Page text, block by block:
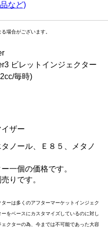
など)
場合がございます。
ビレットインジェクター
毎時)
ザー
ノール、Ｅ８５、メタノ
一個の価格です。
りです。
ーは多くのアフターマーケットインジェク
をベースにカスタマイズしているのに対し
クターの為、今までは不可能であった大容